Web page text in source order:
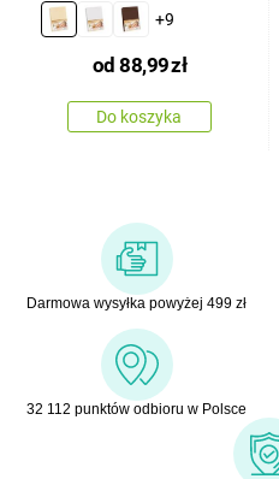
+9
od 88,99zł
Do koszyka
Darmowa wysyłka powyżej 499 zł
32 112 punktów odbioru w Polsce